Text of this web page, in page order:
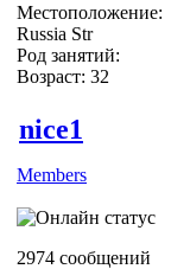
Местоположение:
Russia Str
Род занятий:
Возраст: 32
nice1
Members
2974 сообщений